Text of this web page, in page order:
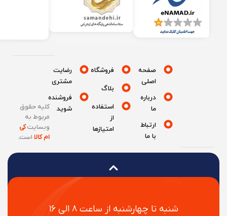
شنبه تا چهارشنبه از ساعت ۸ الی ۱۶
صفحه
درباره
ارتباط
فروشگاه
بلاگ
استفاده
امتیازها
رضایت
مشتری
فروشنده
شوید
کلیه حقوق
مربوط به
وبسایتکی
ام کالااست.